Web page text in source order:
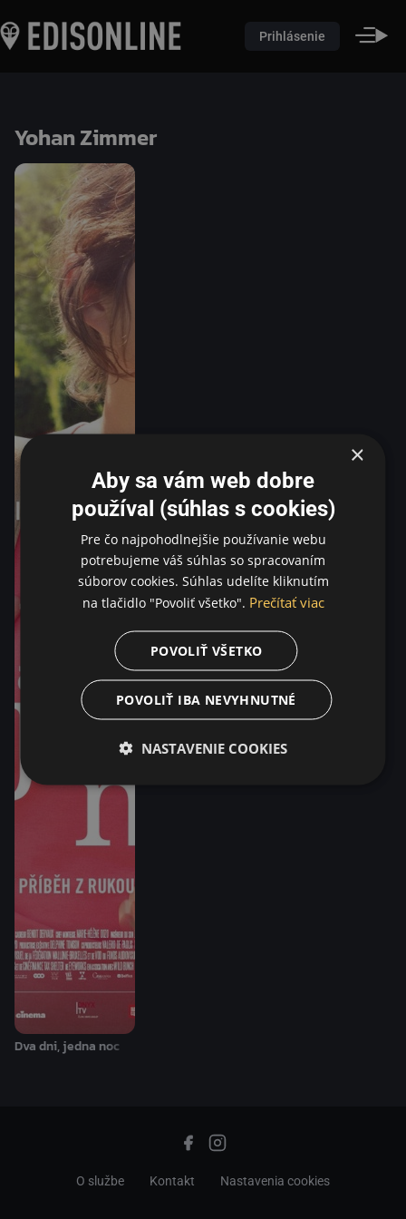
Prihlásenie
Yohan Zimmer
Dva dni, jedna noc
O službe Kontakt Nastavenia cookies
×
Aby sa vám web dobre
používal (súhlas s cookies)
Pre čo najpohodlnejšie používanie webu
potrebujeme váš súhlas so spracovaním
súborov cookies. Súhlas udelíte kliknutím
na tlačidlo "Povoliť všetko". Prečítať viac
POVOLIŤ VŠETKO
POVOLIŤ IBA NEVYHNUTNÉ
NASTAVENIE COOKIES